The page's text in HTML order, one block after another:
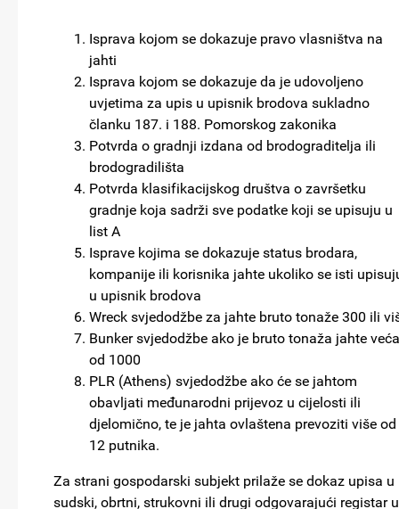
Isprava kojom se dokazuje pravo vlasništva na
jahti
Isprava kojom se dokazuje da je udovoljeno
uvjetima za upis u upisnik brodova sukladno
članku 187. i 188. Pomorskog zakonika
Potvrda o gradnji izdana od brodograditelja ili
brodogradilišta
Potvrda klasifikacijskog društva o završetku
gradnje koja sadrži sve podatke koji se upisuju u
list A
Isprave kojima se dokazuje status brodara,
kompanije ili korisnika jahte ukoliko se isti
u upisnik brodova
Wreck svjedodžbe za jahte bruto tonaže 300 ili
Bunker svjedodžbe ako je bruto tonaža jahte veća
od 1000
PLR (Athens) svjedodžbe ako će se jahtom
obavljati međunarodni prijevoz u cijelosti ili
djelomično, te je jahta ovlaštena prevoziti više od
12 putnika.
Za strani gospodarski subjekt prilaže se dokaz upisa u
sudski, obrtni, strukovni ili drugi odgovarajući registar u